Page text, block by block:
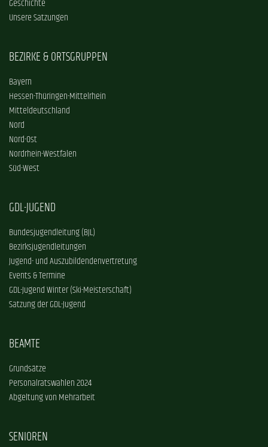
Geschichte
Unsere Satzungen
BEZIRKE & ORTSGRUPPEN
Bayern
Hessen-Thüringen-Mittelrhein
Mitteldeutschland
Nord
Nord-Ost
Nordrhein-Westfalen
Süd-West
GDL-JUGEND
Bundesjugendleitung (BJL)
Bezirksjugendleitungen
Jugend- und Auszubildendenvertretung
Events & Termine
GDL-Jugend Winter (Ski-Meisterschaft)
Satzung der GDL-Jugend
BEAMTE
Grundsätze
Personalratswahlen 2024
Abgeltung von Mehrarbeit
SENIOREN